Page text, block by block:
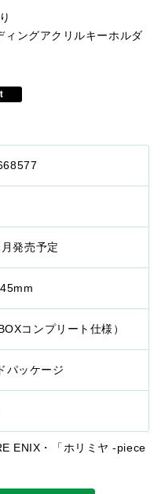
ングアクリルキーホルダ
発売予定
コンプリート仕様）
パッケージ
ENIX・「ホリミヤ -piece